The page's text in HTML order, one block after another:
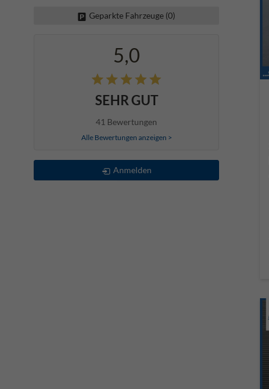
Geparkte Fahrzeuge (0)
5,0
SEHR GUT
41 Bewertungen
Alle Bewertungen anzeigen >
Anmelden